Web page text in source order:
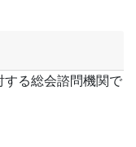
る総会諮問機関で